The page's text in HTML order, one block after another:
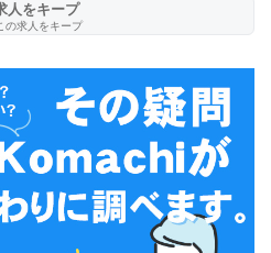
人をキープ
の求人をキープ